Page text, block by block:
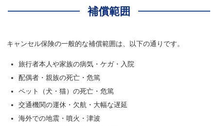
補償範囲
キャンセル保険の一般的な補償範囲は、以下の通りです。
旅行者本人や家族の病気・ケガ・入院
配偶者・親族の死亡・危篤
ペット（犬・猫）の死亡・危篤
交通機関の運休・欠航・大幅な遅延
海外での地震・噴火・津波